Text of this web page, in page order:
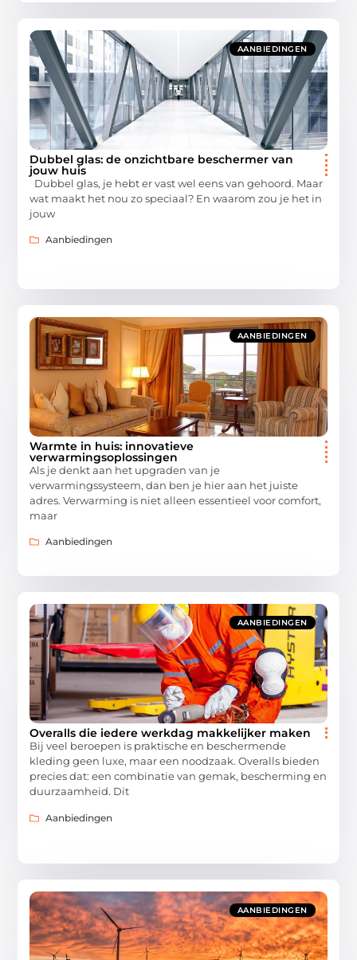
AANBIEDINGEN
Dubbel glas: de onzichtbare beschermer van
jouw huis
Dubbel glas, je hebt er vast wel eens van gehoord. Maar
wat maakt het nou zo speciaal? En waarom zou je het in
jouw
Aanbiedingen
AANBIEDINGEN
Warmte in huis: innovatieve
verwarmingsoplossingen
Als je denkt aan het upgraden van je
verwarmingssysteem, dan ben je hier aan het juiste
adres. Verwarming is niet alleen essentieel voor comfort,
maar
Aanbiedingen
AANBIEDINGEN
Overalls die iedere werkdag makkelijker maken
Bij veel beroepen is praktische en beschermende
kleding geen luxe, maar een noodzaak. Overalls bieden
precies dat: een combinatie van gemak, bescherming en
duurzaamheid. Dit
Aanbiedingen
AANBIEDINGEN